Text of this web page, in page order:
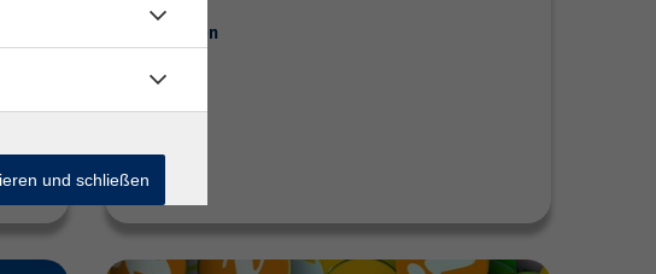
Weiterlesen
und schließen